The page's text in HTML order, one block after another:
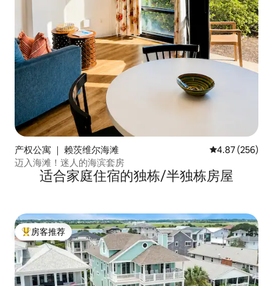
产权公寓 ｜ 赖茨维尔海滩 平均评分 4.87
4.87 (256)
迈入海滩！迷人的海滨套房
适合家庭住宿的独栋/半独栋房屋
热门「房客推荐」
房客推荐